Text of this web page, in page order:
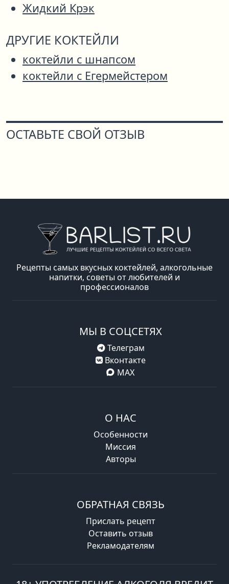
Жидкий Крэк
ДРУГИЕ КОКТЕЙЛИ
коктейли с шнапсом
коктейли с Егермейстером
ОСТАВЬТЕ СВОЙ ОТЗЫВ
Рецепты самых вкусных коктейлей, алкогольные
напитки, советы от любителей и
профессионалов
МЫ В СОЦСЕТЯХ
Телеграм
Вконтакте
MAX
О НАС
Особенности
Миссия
Авторы
ОБРАТНАЯ СВЯЗЬ
Прислать рецепт
Оставить отзыв
Рекламодателям